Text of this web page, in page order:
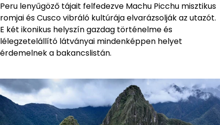
Peru lenyűgöző tájait felfedezve Machu Picchu misztikus
romjai és Cusco vibráló kultúrája elvarázsolják az utazót.
E két ikonikus helyszín gazdag történelme és
lélegzetelállító látványai mindenképpen helyet
érdemelnek a bakancslistán.